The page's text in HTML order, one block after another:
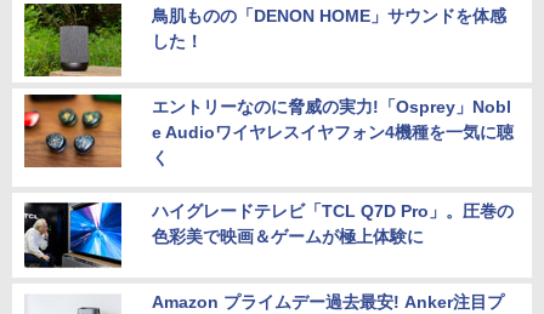
鳥肌ものの「DENON HOME」サウンドを体感
した！
エントリーなのに脅威の実力!「Osprey」Nobl
e Audioワイヤレスイヤフォン4機種を一気に聴
く
ハイグレードテレビ「TCL Q7D Pro」。圧巻の
色彩美で映画＆ゲームが極上体験に
Amazon プライムデー過去最安! Anker注目プ